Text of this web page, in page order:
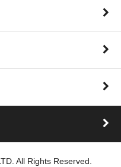
All Rights Reserved.